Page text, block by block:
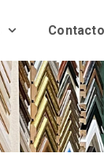
Contacto